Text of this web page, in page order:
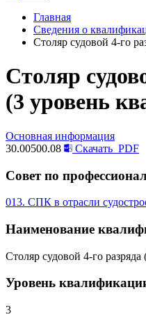
Главная
Сведения о
Столяр судовой 4-го
Столяр
(3 уровень
Основная информация
30.00500.08
Скачать PDF
Совет по
013. СПК в отрасли
Наименование
Столяр судовой 4-го
Уровень
3